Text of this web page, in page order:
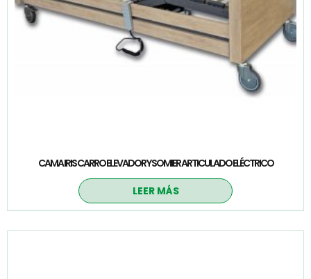
CAMA IRIS CARRO ELEVADOR Y SOMIER ARTICULADO ELÉCTRICO
LEER MÁS